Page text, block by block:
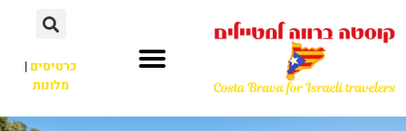
כרטיסים|
מלונות